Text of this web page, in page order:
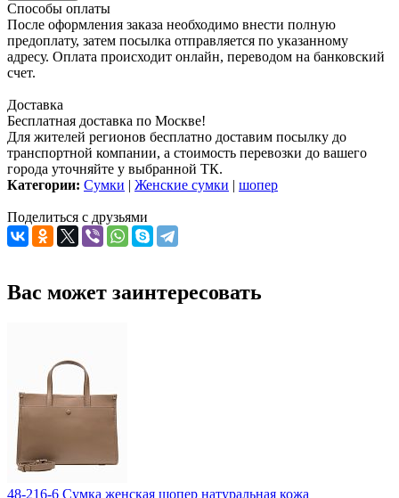
Способы оплаты
После оформления заказа необходимо внести полную
предоплату, затем посылка отправляется по указанному
адресу. Оплата происходит онлайн, переводом на банковский
счет.
Доставка
Бесплатная доставка по Москве!
Для жителей регионов бесплатно доставим посылку до
транспортной компании, а стоимость перевозки до вашего
города уточняйте у выбранной ТК.
Категории: Сумки | Женские сумки | шопер
Поделиться с друзьями
Вас может заинтересовать
48-216-6 Сумка женская шопер натуральная кожа